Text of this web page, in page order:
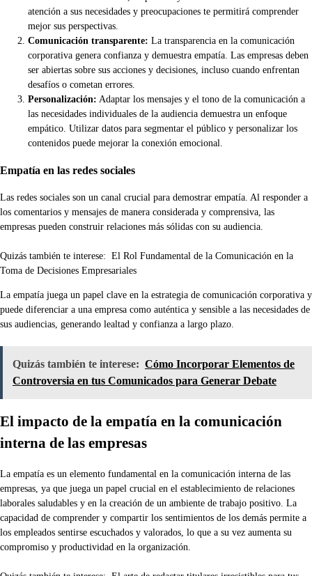
atención a sus necesidades y preocupaciones te permitirá comprender
mejor sus perspectivas.
Comunicación transparente: La transparencia en la comunicación
corporativa genera confianza y demuestra empatía. Las empresas deben
ser abiertas sobre sus acciones y decisiones, incluso cuando enfrentan
desafíos o cometan errores.
Personalización: Adaptar los mensajes y el tono de la comunicación a
las necesidades individuales de la audiencia demuestra un enfoque
empático. Utilizar datos para segmentar el público y personalizar los
contenidos puede mejorar la conexión emocional.
Empatía en las redes sociales
Las redes sociales son un canal crucial para demostrar empatía. Al responder a
los comentarios y mensajes de manera considerada y comprensiva, las
empresas pueden construir relaciones más sólidas con su audiencia.
Quizás también te interese: El Rol Fundamental de la Comunicación en la
Toma de Decisiones Empresariales
La empatía juega un papel clave en la estrategia de comunicación corporativa y
puede diferenciar a una empresa como auténtica y sensible a las necesidades de
sus audiencias, generando lealtad y confianza a largo plazo.
Quizás también te interese: Cómo Incorporar Elementos de
Controversia en tus Comunicados para Generar Debate
El impacto de la empatía en la comunicación
interna de las empresas
La empatía es un elemento fundamental en la comunicación interna de las
empresas, ya que juega un papel crucial en el establecimiento de relaciones
laborales saludables y en la creación de un ambiente de trabajo positivo. La
capacidad de comprender y compartir los sentimientos de los demás permite a
los empleados sentirse escuchados y valorados, lo que a su vez aumenta su
compromiso y productividad en la organización.